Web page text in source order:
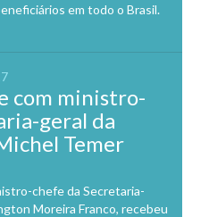
em todo o Brasil.
com ministro-
geral da
Temer
chefe da Secretaria-
Moreira Franco, recebeu